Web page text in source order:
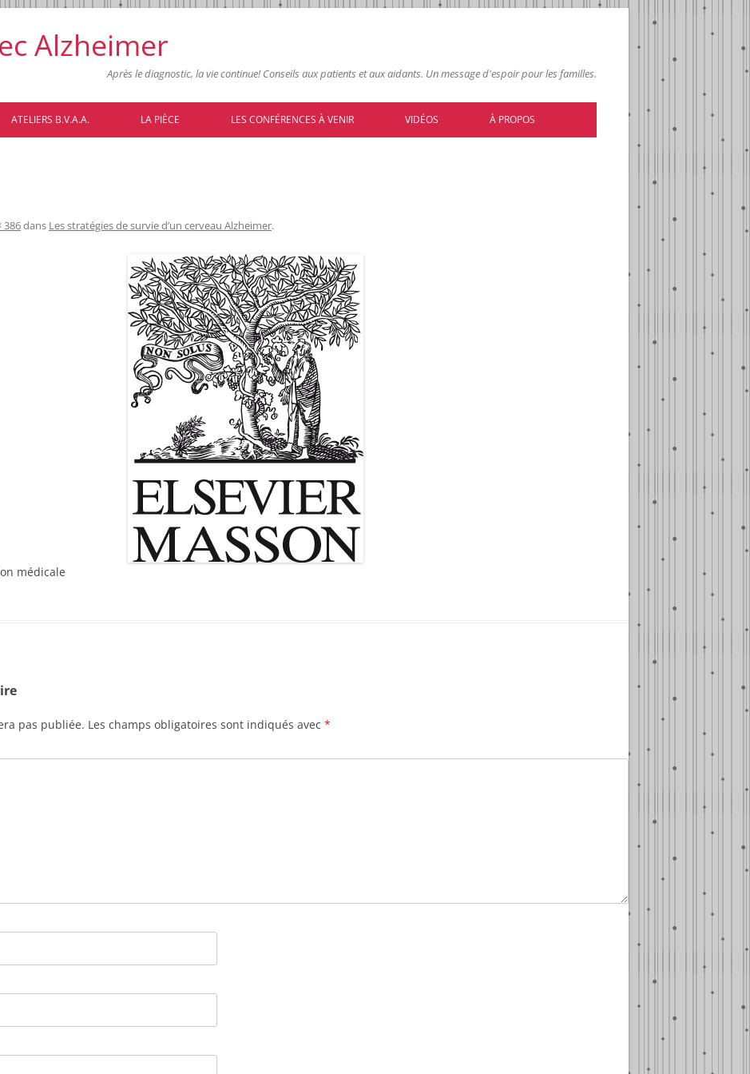
Alzheimer
Après le diagnostic, la vie continue! Conseils aux patients et aux aidants. Un message d'espoir pour les familles.
Skip
ATELIERS B.V.A.A. LA PIÈCE LES CONFÉRENCES À VENIR VIDÉOS À PROPOS
386dans Les stratégies de survie d’un cerveau Alzheimer.
médicale
pas publiée. Les champs obligatoires sont indiqués avec *